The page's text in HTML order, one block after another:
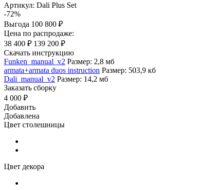
Артикул: Dali Plus Set
-72%
Выгода 100 800 ₽
Цена по распродаже:
38 400 ₽ 139 200 ₽
Скачать инструкцию
Funken_manual_v2 Размер: 2,8 мб
armata+armata duos instruction Размер: 503,9 кб
Dali_manual_v2 Размер: 14,2 мб
Заказать сборку
4 000 ₽
Добавить
Добавлена
Цвет столешницы
Цвет декора